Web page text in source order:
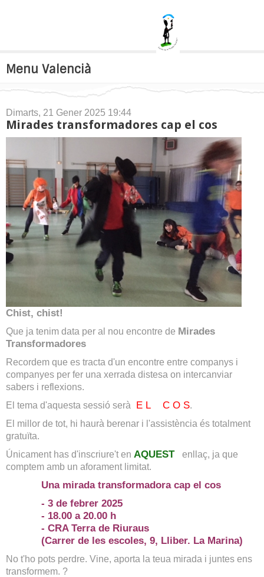
Menu Valencià
Dimarts, 21 Gener 2025 19:44
Mirades transformadores cap el cos
Chist, chist!
Que ja tenim data per al nou encontre de Mirades
Transformadores
Recordem que es tracta d'un encontre entre companys i
companyes per fer una xerrada distesa on intercanviar
sabers i reflexions.
El tema d'aquesta sessió serà
E L C O S.
El millor de tot, hi haurà berenar i l'assistència és totalment
gratuïta.
Únicament has d'inscriure't en AQUEST
enllaç, ja que
comptem amb un aforament limitat.
Una mirada transformadora cap el cos
- 3 de febrer 2025
- 18.00 a 20.00 h
- CRA Terra de Riuraus
(Carrer de les escoles, 9, Lliber. La Marina)
No t'ho pots perdre. Vine, aporta la teua mirada i juntes ens
transformem. ?